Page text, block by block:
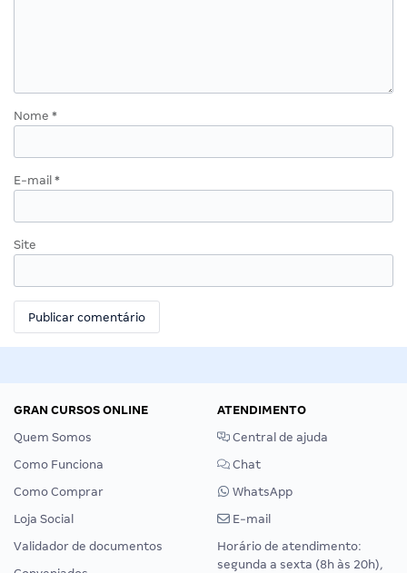
Nome *
E-mail *
Site
GRAN CURSOS ONLINE
Quem Somos
Como Funciona
Como Comprar
Loja Social
Validador de documentos
ATENDIMENTO
Central de ajuda
Chat
WhatsApp
E-mail
Horário de atendimento:
segunda a sexta (8h às 20h),